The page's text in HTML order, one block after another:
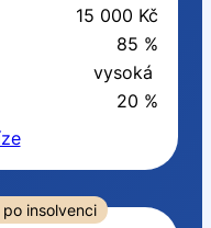
15 000 Kč
85 %
vysoká
20 %
po insolvenci